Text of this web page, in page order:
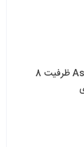
تبلت 7 اینچ ایسوس مدل Asus fonepad k004 ظرفیت 8